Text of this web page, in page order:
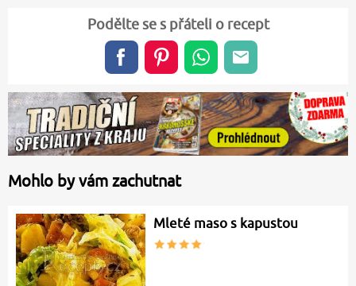
Podělte se s přáteli o recept
Mohlo by vám zachutnat
Mleté maso s kapustou